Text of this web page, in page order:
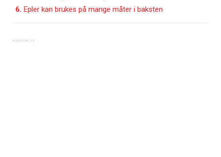
6. Epler kan brukes på mange måter i baksten